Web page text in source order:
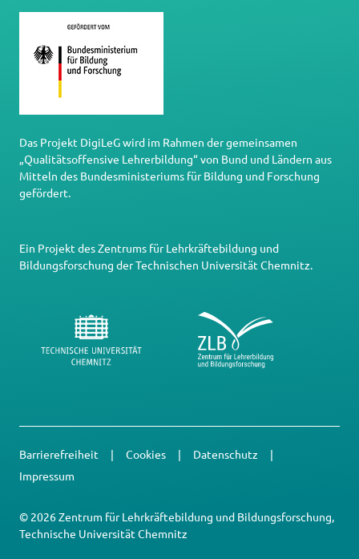
Das Projekt DigiLeG wird im Rahmen der gemeinsamen
„Qualitätsoffensive Lehrerbildung“ von Bund und Ländern aus
Mitteln des Bundesministeriums für Bildung und Forschung
gefördert.
Ein Projekt desZentrums für Lehrkräftebildung und
Bildungsforschung derTechnischen Universität Chemnitz.
Barrierefreiheit Cookies
Datenschutz
Impressum
© 2026 Zentrum für Lehrkräftebildung und Bildungsforschung,
Technische Universität Chemnitz